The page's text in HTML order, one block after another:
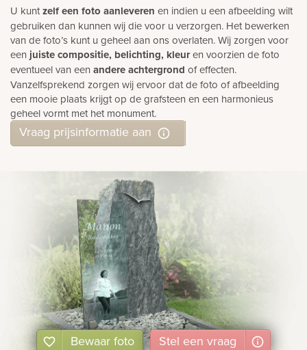
U kuntzelf een foto aanleveren en indien u een afbeelding wilt
gebruiken dan kunnen wij die voor u verzorgen. Het bewerken
van de foto’s kunt u geheel aan ons overlaten. Wij zorgen voor
een juiste compositie, belichting, kleuren voorzien de foto
eventueel van een andere achtergrond of effecten.
Vanzelfsprekend zorgen wij ervoor dat de foto of afbeelding
een mooie plaats krijgt op de grafsteen en een harmonieus
geheel vormt met het monument.
Vraag prijsinformatie aan
Bewaar foto Stel een vraag